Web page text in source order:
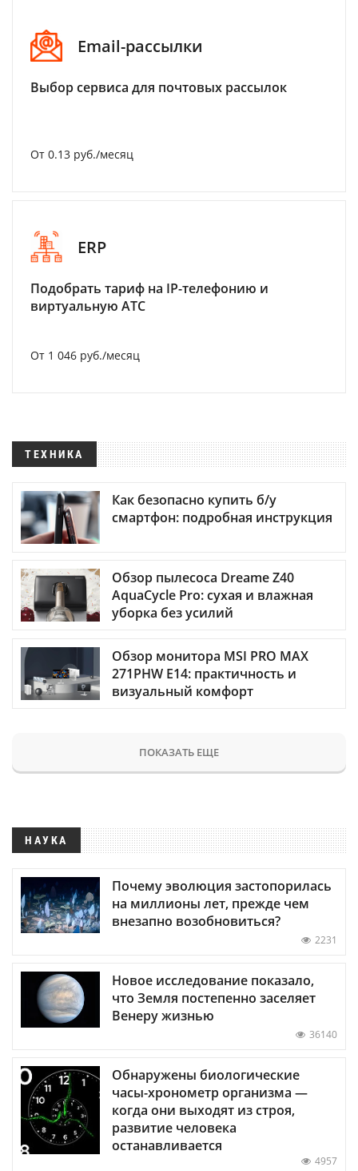
Email-рассылки
Выбор сервиса для почтовых рассылок
От 0.13 руб./месяц
ERP
Подобрать тариф на IP-телефонию и
виртуальную АТС
От 1 046 руб./месяц
ТЕХНИКА
Как безопасно купить б/у
смартфон: подробная инструкция
Обзор пылесоса Dreame Z40
AquaCycle Pro: сухая и влажная
уборка без усилий
Обзор монитора MSI PRO MAX
271PHW E14: практичность и
визуальный комфорт
ПОКАЗАТЬ ЕЩЕ
НАУКА
Почему эволюция застопорилась
на миллионы лет, прежде чем
внезапно возобновиться?
2231
Новое исследование показало,
что Земля постепенно заселяет
Венеру жизнью
36140
Обнаружены биологические
часы-хронометр организма —
когда они выходят из строя,
развитие человека
останавливается
4957